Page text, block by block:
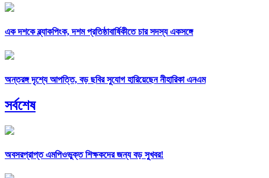
এক দশকে ব্ল্যাকপিংক, দশম প্রতিষ্ঠাবার্ষিকীতে চার সদস্য একসঙ্গে
অন্তরঙ্গ দৃশ্যে আপত্তি, বড় ছবির সুযোগ হারিয়েছেন নীহারিকা এনএম
সর্বশেষ
অবসরপ্রাপ্ত এমপিওভুক্ত শিক্ষকদের জন্য বড় সুখবর!